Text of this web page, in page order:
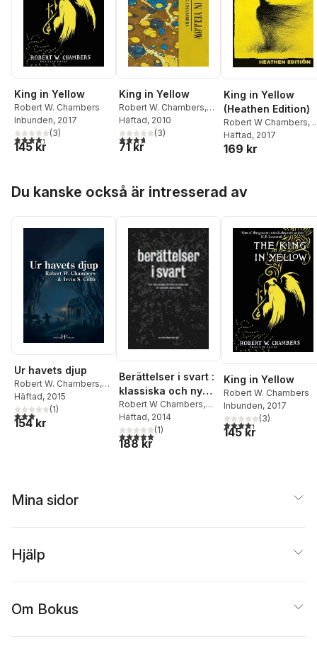
King in Yellow
Robert W. Chambers
Inbunden, 2017
4,3utav 5 stjärnor. Totalt antal röster:
(3)
145 kr
King in Yellow
Robert W. Chambers,
David Stuart Davies
Häftad, 2010
3,7utav 5 stjärnor. Totalt antal röster:
(3)
71 kr
King in Yellow
(Heathen Edition)
Robert W Chambers,
P Lovecraft,
Cleland
Häftad, 2017
169 kr
Du kanske också är intresserad av
Ur havets djup
Robert W. Chambers,
Irvin S. Cobb
Häftad, 2015
3,0utav 5 stjärnor. Totalt antal röster:
(1)
154 kr
Berättelser i svart :
klassiska och nya
skräckhistorier
Robert W Chambers,
William Hope Hodgson
Gustav Meyrink
Allan Poe
Häftad, 2014
5,0utav 5 stjärnor. Totalt antal röster:
(1)
188 kr
King in Yellow
Robert W. Chambers
Inbunden, 2017
4,3utav 5 stjärnor.
(3)
145 kr
Mina sidor
Hjälp
Om Bokus